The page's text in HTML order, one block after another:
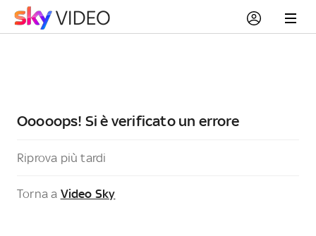
Ooooops! Si è verificato un errore
Riprova più tardi
Torna a Video Sky